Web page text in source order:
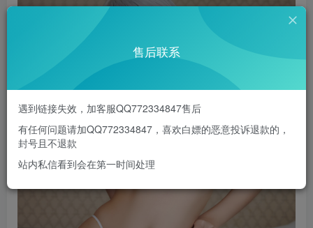
售后联系
遇到链接失效，加客服QQ772334847售后
有任何问题请加QQ772334847，喜欢白嫖的恶意投诉退款的，
封号且不退款
站内私信看到会在第一时间处理